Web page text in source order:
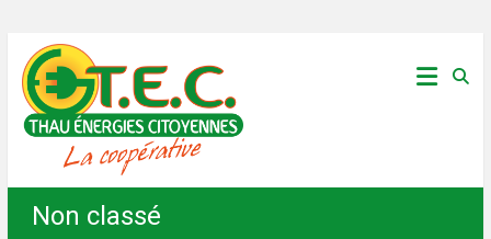
content
Thau
Énergies
Citoyennes
Non classé